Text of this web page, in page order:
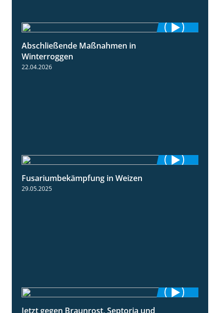
Abschließende Maßnahmen in
Winterroggen
22.04.2026
Fusariumbekämpfung in Weizen
29.05.2025
Jetzt gegen Braunrost, Septoria und